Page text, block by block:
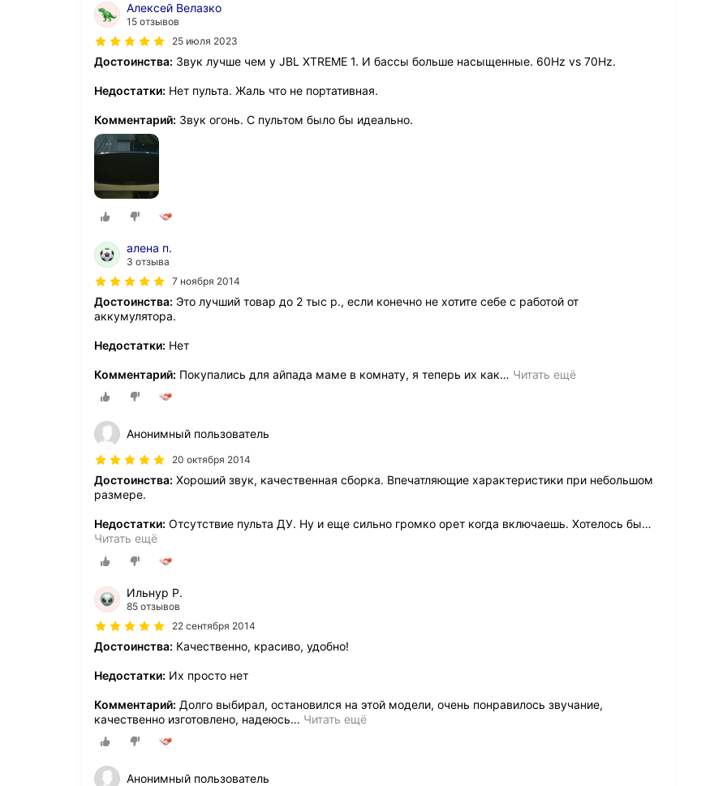
Алексей Велазко
15 отзывов
25 июля 2023
Достоинства: Звук лучше чем у JBL XTREME 1. И бассы больше насыщенные. 60Hz vs 70Hz.
Недостатки: Нет пульта. Жаль что не портативная.
Комментарий: Звук огонь. С пультом было бы идеально.
алена п.
3 отзыва
7 ноября 2014
Достоинства: Это лучший товар до 2 тыс р., если конечно не хотите себе с работой от
аккумулятора.
Недостатки: Нет
Комментарий: Покупались для айпада маме в комнату, я теперь их как… Читать ещё
Анонимный пользователь
20 октября 2014
Достоинства: Хороший звук, качественная сборка. Впечатляющие характеристики при небольшом
размере.
Недостатки: Отсутствие пульта ДУ. Ну и еще сильно громко орет когда включаешь. Хотелось бы…
Читать ещё
Ильнур Р.
85 отзывов
22 сентября 2014
Достоинства: Качественно, красиво, удобно!
Недостатки: Их просто нет
Комментарий: Долго выбирал, остановился на этой модели, очень понравилось звучание,
качественно изготовлено, надеюсь… Читать ещё
Анонимный пользователь